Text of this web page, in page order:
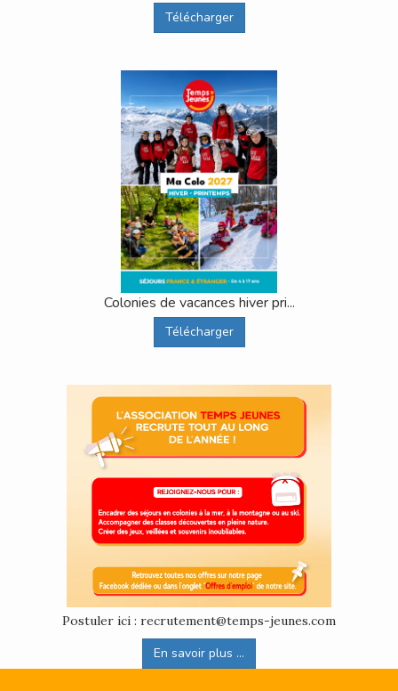
Télécharger
Colonies de vacances hiver pri...
Télécharger
Postuler ici : recrutement@temps-jeunes.com
En savoir plus ...